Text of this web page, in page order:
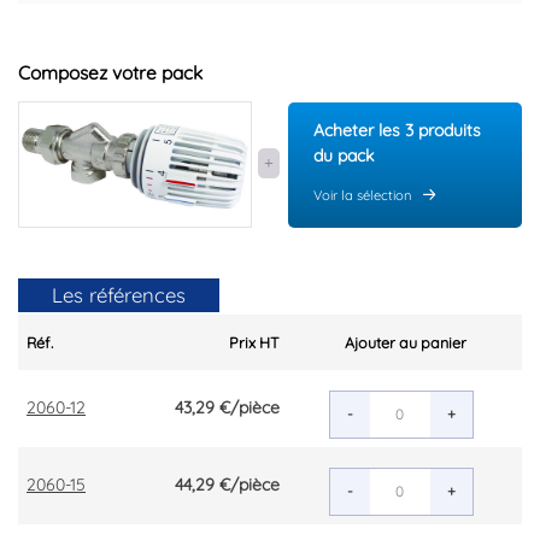
Composez votre pack
Acheter les 3 produits
du pack
Voir la sélection
Les références
Réf. Prix HT Ajouter au panier
2060-12 43,29 €/pièce - +
2060-15 44,29 €/pièce - +